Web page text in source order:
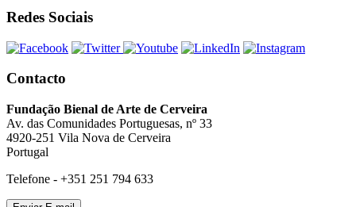
Redes Sociais
Contacto
Fundação Bienal de Arte de Cerveira
Av. das Comunidades Portuguesas, nº 33
4920-251 Vila Nova de Cerveira
Portugal
Telefone - +351 251 794 633